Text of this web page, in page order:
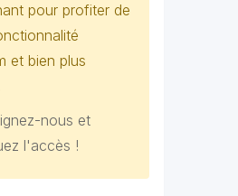
pour profiter de
et bien plus
nous et
l'accès !